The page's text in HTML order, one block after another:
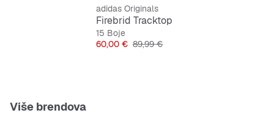
adidas Originals
Firebrid Tracktop
15 Boje
Cijena
60,00 € Originalna cijena
89,99 €
Više brendova